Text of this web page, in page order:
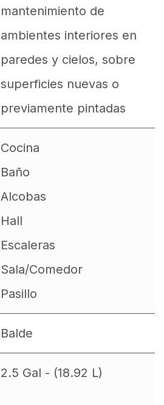
mantenimiento de
ambientes interiores en
paredes y cielos, sobre
superficies nuevas o
previamente pintadas
Cocina
Baño
Alcobas
Hall
Escaleras
Sala/Comedor
Pasillo
Balde
2.5 Gal - (18.92 L)